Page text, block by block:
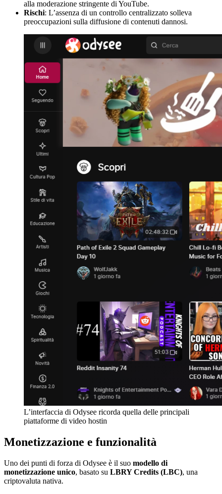
alla moderazione stringente di YouTube.
Rischi: L’assenza di un controllo centralizzato solleva
preoccupazioni sulla diffusione di contenuti dannosi.
L’interfaccia di Odysee ricorda quella delle principali
piattaforme di video hostin
Monetizzazione e funzionalità
Uno dei punti di forza di Odysee è il suo modello di
monetizzazione unico, basato su LBRY Credits (LBC), una
criptovaluta nativa.